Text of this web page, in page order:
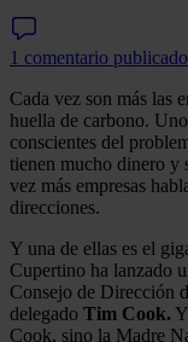
1 comentario publicado
Cada vez son más las
huella de carbono.
conscientes del
tienen mucho dinero y
vez más empresas
direcciones.
Y una de ellas es el
Cupertino ha lanzado
Consejo de Dirección
delegado Tim Cook.
Cook, sino la Madre